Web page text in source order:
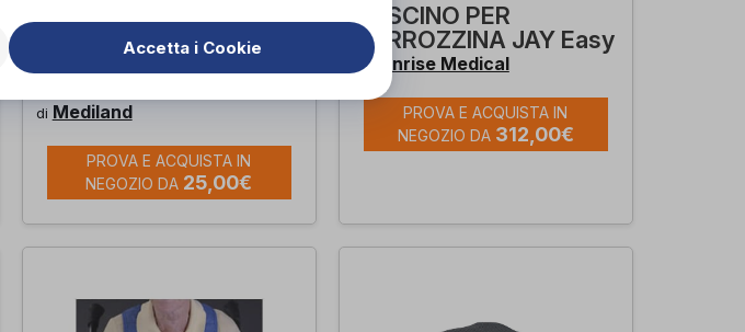
CINTURA DI
IMMOBILIZZAZIONE
ADDOMINALE
di Mediland
PROVA E ACQUISTA IN
NEGOZIO DA 25,00€
CUSCINO PER
CARROZZINA JAY Easy
diSunrise Medical
PROVA E ACQUISTA IN
NEGOZIO DA 312,00€
Accetta i Cookie